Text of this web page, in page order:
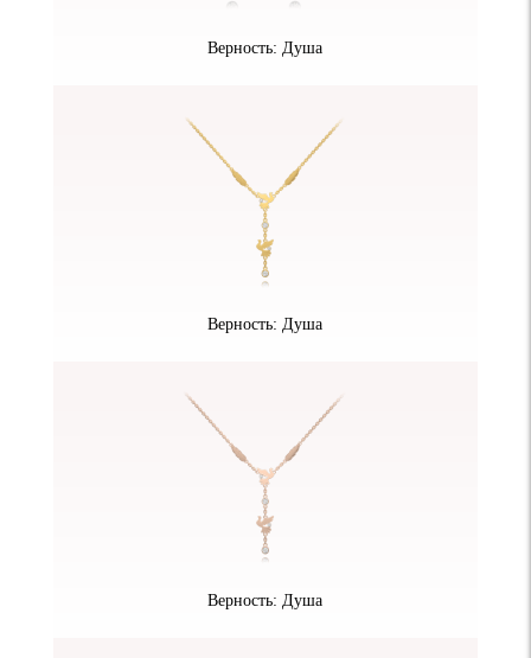
Верность: Душа
Верность: Душа
Верность: Душа